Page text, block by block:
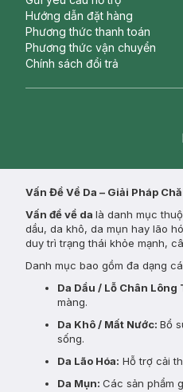
Hướng dẫn đặt hàng
Phương thức thanh toán
Phương thức vận chuyển
Chính sách đổi trả
Vấn Đề Về Da – Giải Pháp
Vấn đề về da là danh mục
dầu, da khô, da mụn hay lão
duy trì trạng thái khỏe mạnh,
Danh mục bao gồm đa dạng
Da Dầu / Lỗ Chân Lông
màng.
Da Khô / Mất Nước: Bổ
sống.
Da Lão Hóa: Hỗ trợ cải
Da Mụn: Các sản phẩm